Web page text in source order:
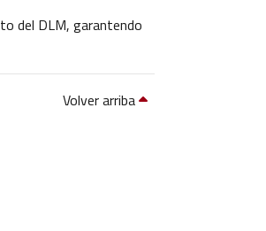
del DLM, garantendo
Volver arriba